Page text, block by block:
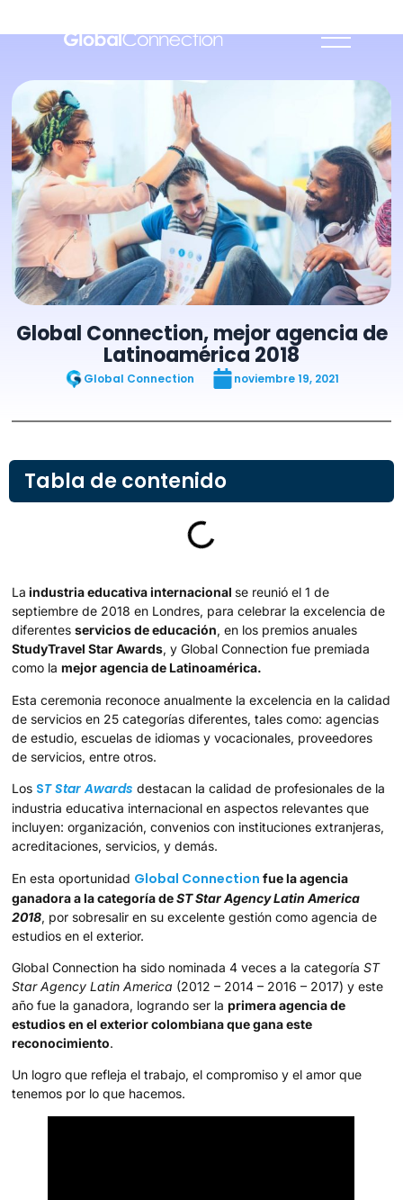
Global Connection, mejor agencia de
Latinoamérica 2018
Global Connection noviembre 19, 2021
Tabla de contenido
La industria educativa internacional se reunió el 1 de
septiembre de 2018 en Londres, para celebrar la excelencia de
diferentesservicios de educación, en los premios anuales
StudyTravel Star Awards, y Global Connection fue premiada
como lamejor agencia de Latinoamérica.
Esta ceremonia reconoce anualmente la excelencia en la calidad
de servicios en 25 categorías diferentes, tales como: agencias
de estudio, escuelas de idiomas y vocacionales, proveedores
de servicios, entre otros.
Los ST Star Awards destacan la calidad de profesionales de la
industria educativa internacional en aspectos relevantes que
incluyen: organización, convenios con instituciones extranjeras,
acreditaciones, servicios, y demás.
En esta oportunidad Global Connection fue la agencia
ganadora a la categoría deST Star Agency Latin America
2018, por sobresalir en su excelente gestión como agencia de
estudios en el exterior.
Global Connection ha sido nominada 4 veces a la categoríaST
Star Agency Latin America (2012 – 2014 – 2016 – 2017) y este
año fue la ganadora, logrando ser laprimera agencia de
estudios en el exterior colombiana que gana este
reconocimiento.
Un logro que refleja el trabajo, el compromiso y el amor que
tenemos por lo que hacemos.